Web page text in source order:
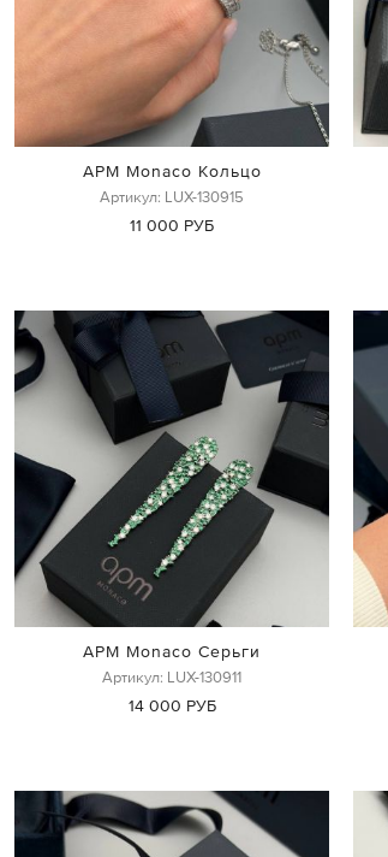
APM Monaco Кольцо
Артикул: LUX-130915
11 000 РУБ
APM Monaco Серьги
Артикул: LUX-130911
14 000 РУБ